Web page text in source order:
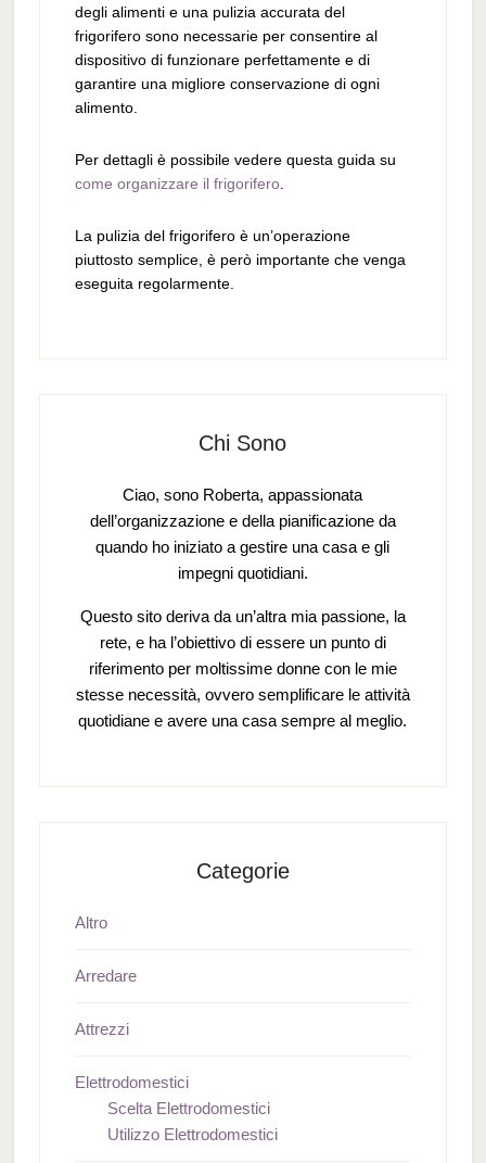
degli alimenti e una pulizia accurata del
frigorifero sono necessarie per consentire al
dispositivo di funzionare perfettamente e di
garantire una migliore conservazione di ogni
alimento.
Per dettagli è possibile vedere questa guida su
come organizzare il frigorifero.
La pulizia del frigorifero è un’operazione
piuttosto semplice, è però importante che venga
eseguita regolarmente.
Chi Sono
Ciao, sono Roberta, appassionata
dell’organizzazione e della pianificazione da
quando ho iniziato a gestire una casa e gli
impegni quotidiani.
Questo sito deriva da un’altra mia passione, la
rete, e ha l’obiettivo di essere un punto di
riferimento per moltissime donne con le mie
stesse necessità, ovvero semplificare le attività
quotidiane e avere una casa sempre al meglio.
Categorie
Altro
Arredare
Attrezzi
Elettrodomestici
Scelta Elettrodomestici
Utilizzo Elettrodomestici